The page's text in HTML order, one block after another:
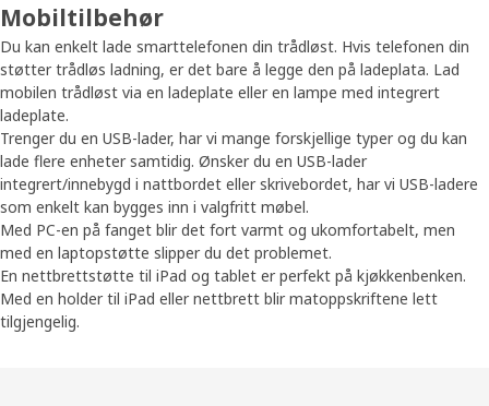
Mobiltilbehør
Du kan enkelt lade smarttelefonen din trådløst. Hvis telefonen din
støtter trådløs ladning, er det bare å legge den på ladeplata. Lad
mobilen trådløst via en ladeplate eller en lampe med integrert
ladeplate.
Trenger du en USB-lader, har vi mange forskjellige typer og du kan
lade flere enheter samtidig. Ønsker du en USB-lader
integrert/innebygd i nattbordet eller skrivebordet, har vi USB-ladere
som enkelt kan bygges inn i valgfritt møbel.
Med PC-en på fanget blir det fort varmt og ukomfortabelt, men
med en laptopstøtte slipper du det problemet.
En nettbrettstøtte til iPad og tablet er perfekt på kjøkkenbenken.
Med en holder til iPad eller nettbrett blir matoppskriftene lett
tilgjengelig.